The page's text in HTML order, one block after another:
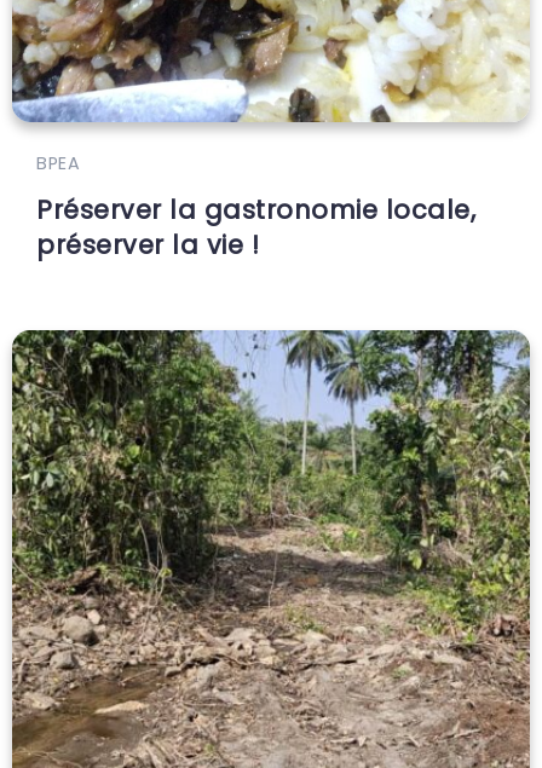
BPEA
Préserver la gastronomie locale,
préserver la vie !